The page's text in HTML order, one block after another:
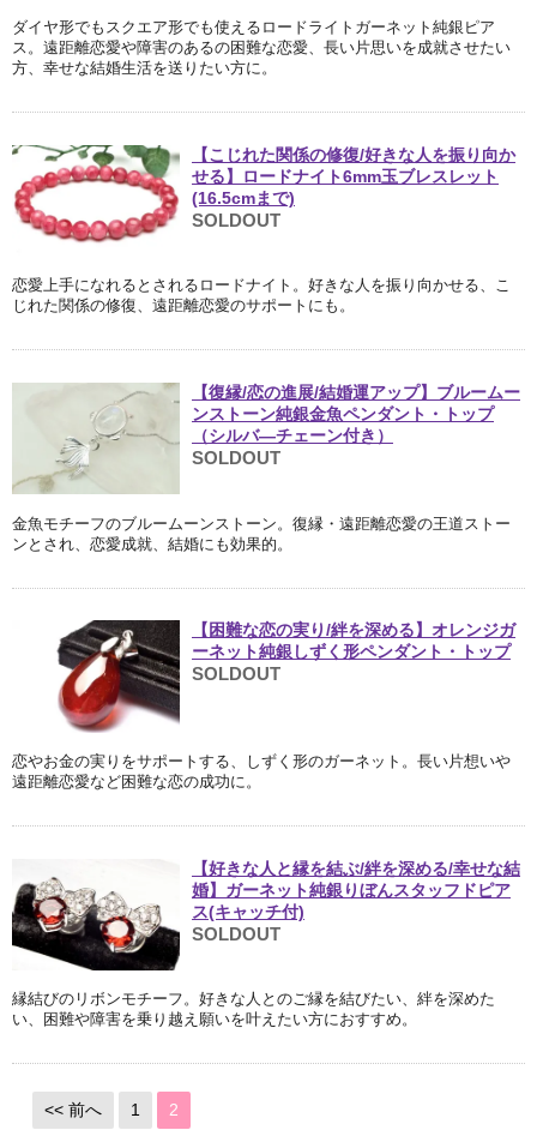
ダイヤ形でもスクエア形でも使えるロードライトガーネット純銀ピア
ス。遠距離恋愛や障害のあるの困難な恋愛、長い片思いを成就させたい
方、幸せな結婚生活を送りたい方に。
【こじれた関係の修復/好きな人を振り向か
せる】ロードナイト6mm玉ブレスレット
(16.5cmまで)
SOLDOUT
恋愛上手になれるとされるロードナイト。好きな人を振り向かせる、こ
じれた関係の修復、遠距離恋愛のサポートにも。
【復縁/恋の進展/結婚運アップ】ブルームー
ンストーン純銀金魚ペンダント・トップ
（シルバ―チェーン付き）
SOLDOUT
金魚モチーフのブルームーンストーン。復縁・遠距離恋愛の王道ストー
ンとされ、恋愛成就、結婚にも効果的。
【困難な恋の実り/絆を深める】オレンジガ
ーネット純銀しずく形ペンダント・トップ
SOLDOUT
恋やお金の実りをサポートする、しずく形のガーネット。長い片想いや
遠距離恋愛など困難な恋の成功に。
【好きな人と縁を結ぶ/絆を深める/幸せな結
婚】ガーネット純銀りぼんスタッフドピア
ス(キャッチ付)
SOLDOUT
縁結びのリボンモチーフ。好きな人とのご縁を結びたい、絆を深めた
い、困難や障害を乗り越え願いを叶えたい方におすすめ。
<< 前へ 1 2